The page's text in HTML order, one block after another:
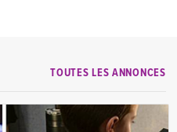
TOUTES LES ANNONCES